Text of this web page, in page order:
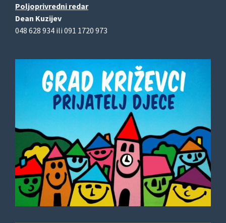
Poljoprivredni redar
Dean Kuzijev
048 628 934 ili 091 1720 973